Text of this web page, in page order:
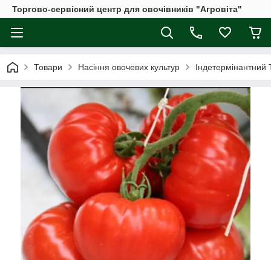
Торгово-сервісний центр для овочівників "Агровіта"
Товари Насіння овочевих культур Індетермінантний